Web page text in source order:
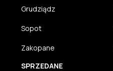
Grudziądz
Sopot
Zakopane
SPRZEDANE